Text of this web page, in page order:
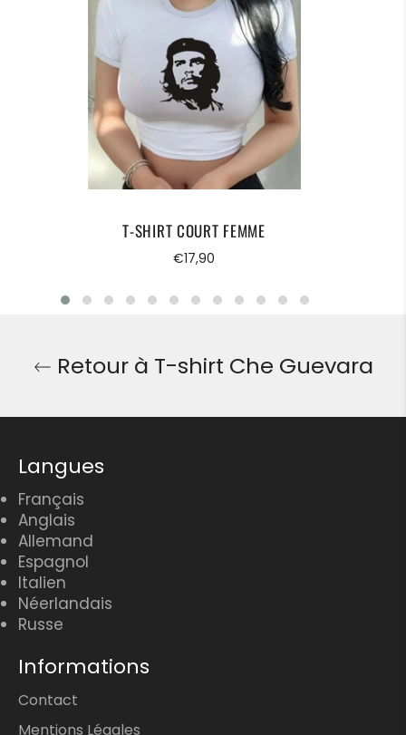
T-SHIRT COURT FEMME
Prix
€17,90
Retour à T-shirt Che Guevara
Langues
Français
Anglais
Allemand
Espagnol
Italien
Néerlandais
Russe
Informations
Contact
Mentions Légales